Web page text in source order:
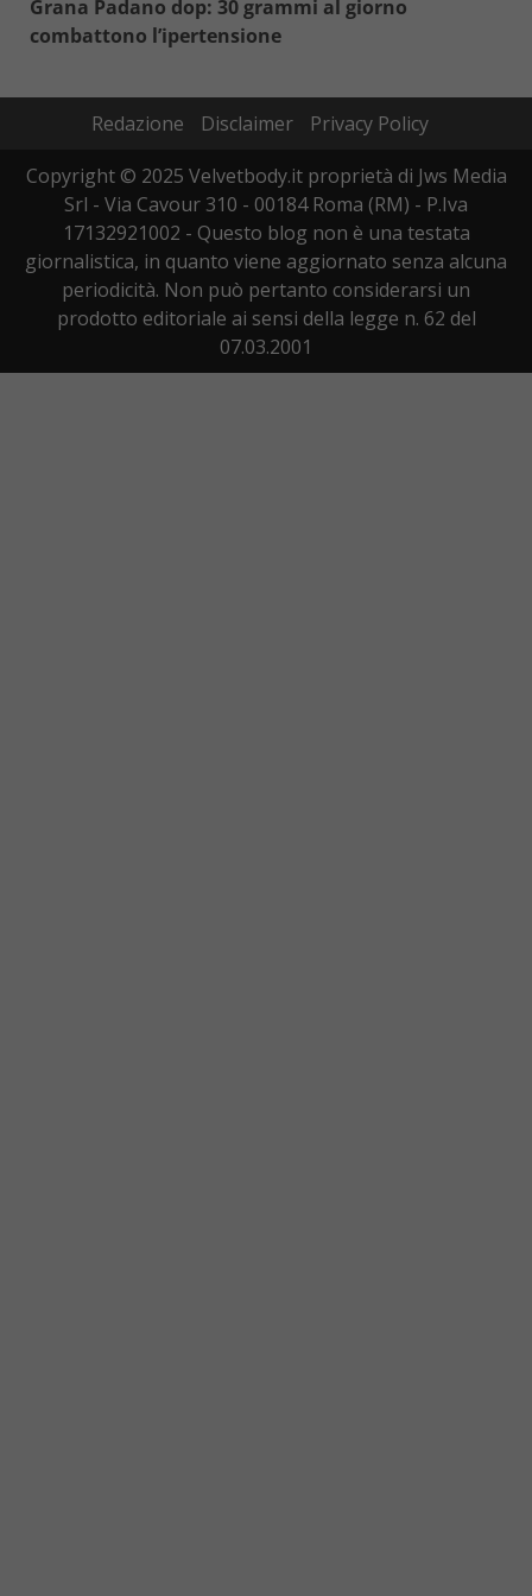
Grana Padano dop: 30 grammi al giorno
combattono l’ipertensione
Redazione Disclaimer
Privacy Policy
Copyright © 2025 Velvetbody.it proprietà di Jws Media
Srl - Via Cavour 310 - 00184 Roma (RM) - P.Iva
17132921002 - Questo blog non è una testata
giornalistica, in quanto viene aggiornato senza alcuna
periodicità. Non può pertanto considerarsi un
prodotto editoriale ai sensi della legge n. 62 del
07.03.2001